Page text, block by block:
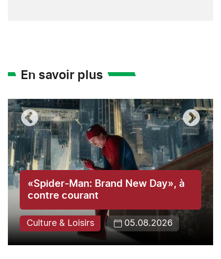
En savoir plus
«Spider-Man: Brand New Day», à
contre courant
Culture & Loisirs 05.08.2026